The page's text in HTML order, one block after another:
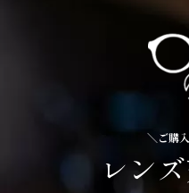
＼ご購
レン